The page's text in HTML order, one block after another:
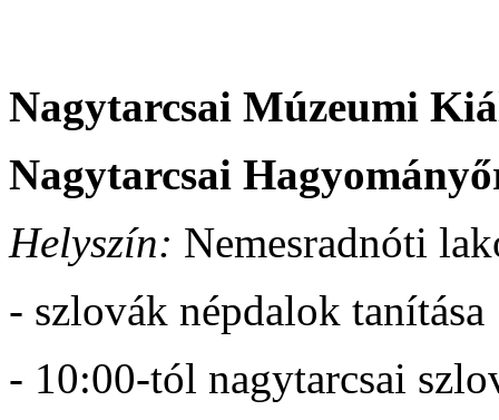
Nagytarcsai Múzeumi
Nagytarcsai
Helyszín: Nemesradnóti
- szlovák népdalok tanítása
- 10:00-tól nagytarcsai